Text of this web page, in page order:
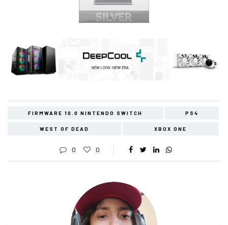
FIRMWARE 10.0 NINTENDO SWITCH PS4
WEST OF DEAD XBOX ONE
0 0